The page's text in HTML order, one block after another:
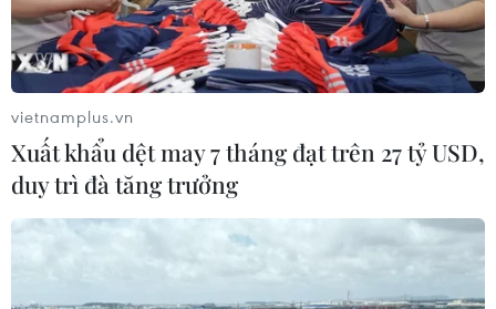
vietnamplus.vn
Xuất khẩu dệt may 7 tháng đạt trên 27 tỷ USD,
duy trì đà tăng trưởng